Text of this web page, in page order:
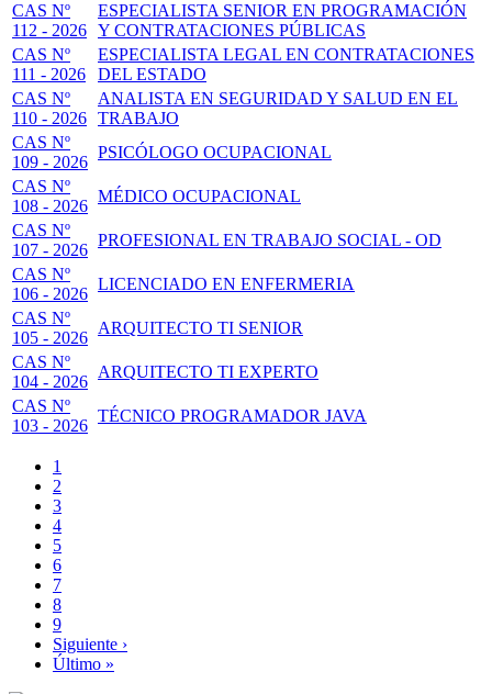
CAS Nº
112 - 2026
ESPECIALISTA SENIOR EN PROGRAMACIÓN
Y CONTRATACIONES PÚBLICAS
CAS Nº
111 - 2026
ESPECIALISTA LEGAL EN CONTRATACIONES
DEL ESTADO
CAS Nº
110 - 2026
ANALISTA EN SEGURIDAD Y SALUD EN EL
TRABAJO
CAS Nº
109 - 2026
PSICÓLOGO OCUPACIONAL
CAS Nº
108 - 2026
MÉDICO OCUPACIONAL
CAS Nº
107 - 2026
PROFESIONAL EN TRABAJO SOCIAL - OD
CAS Nº
106 - 2026
LICENCIADO EN ENFERMERIA
CAS Nº
105 - 2026
ARQUITECTO TI SENIOR
CAS Nº
104 - 2026
ARQUITECTO TI EXPERTO
CAS Nº
103 - 2026
TÉCNICO PROGRAMADOR JAVA
Paginación
Página
actual
1
Page
2
Page
3
Page
4
Page
5
Page
6
Page
7
Page
8
Page
9
Siguiente
página
Siguiente ›
Última
Último »